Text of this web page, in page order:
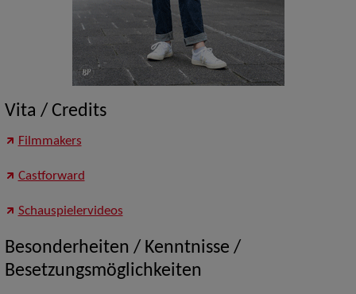
Vita / Credits
Filmmakers
Castforward
Schauspielervideos
Besonderheiten / Kenntnisse /
Besetzungsmöglichkeiten